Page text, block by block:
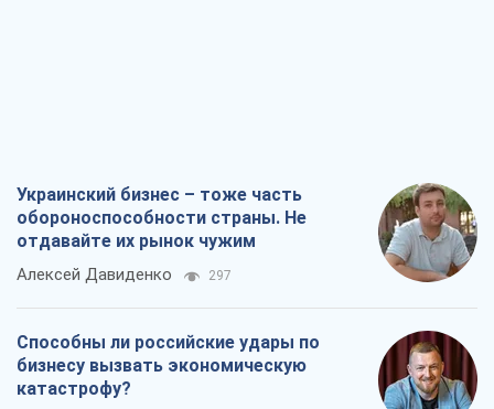
Украинский бизнес – тоже часть
обороноспособности страны. Не
отдавайте их рынок чужим
Алексей Давиденко 297
Способны ли российские удары по
бизнесу вызвать экономическую
катастрофу?